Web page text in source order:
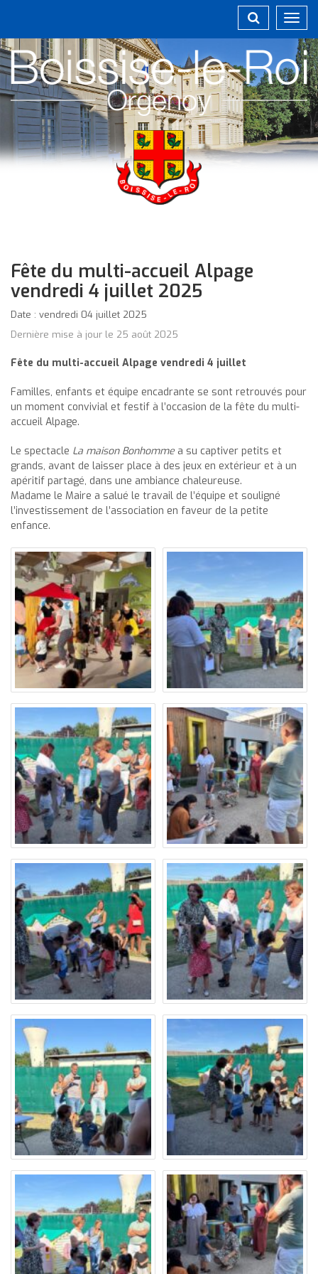
Fête du multi-accueil Alpage
vendredi 4 juillet 2025
Date : vendredi 04 juillet 2025
Dernière mise à jour le 25 août 2025
Fête du multi-accueil Alpage vendredi 4 juillet
Familles, enfants et équipe encadrante se sont retrouvés pour
un moment convivial et festif à l’occasion de la fête du multi-
accueil Alpage.
Le spectacle La maison Bonhomme a su captiver petits et
grands, avant de laisser place à des jeux en extérieur et à un
apéritif partagé, dans une ambiance chaleureuse.
Madame le Maire a salué le travail de l’équipe et souligné
l’investissement de l’association en faveur de la petite
enfance.